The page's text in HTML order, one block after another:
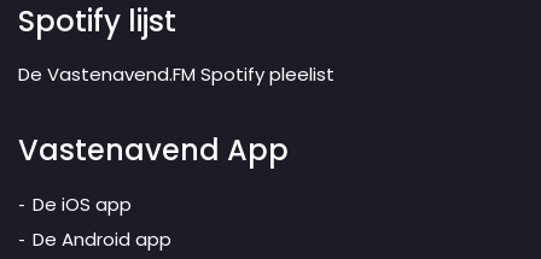
Spotify lijst
De Vastenavend.FM Spotify pleelist
Vastenavend App
De iOS app
De Android app